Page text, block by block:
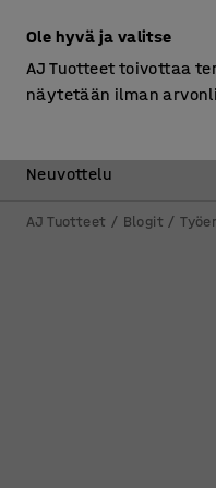
Neuvottelu
AJ Tuotteet Blogit
Ole hyvä ja valitse
AJ Tuotteet toivottaa
näytetään ilman